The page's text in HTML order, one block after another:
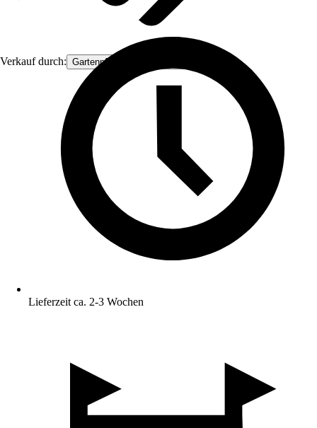
Verkauf durch: Gartenpflanzen Ammerland
Lieferzeit ca. 2-3 Wochen